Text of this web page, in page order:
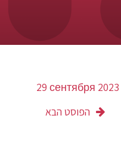
29 сентября 2023
הפוסט הבא